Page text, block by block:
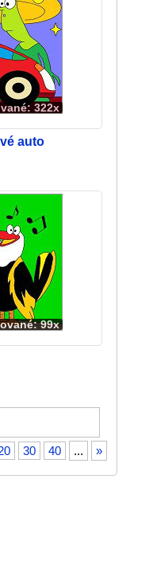
322x
auto
99x
30 40 ... »